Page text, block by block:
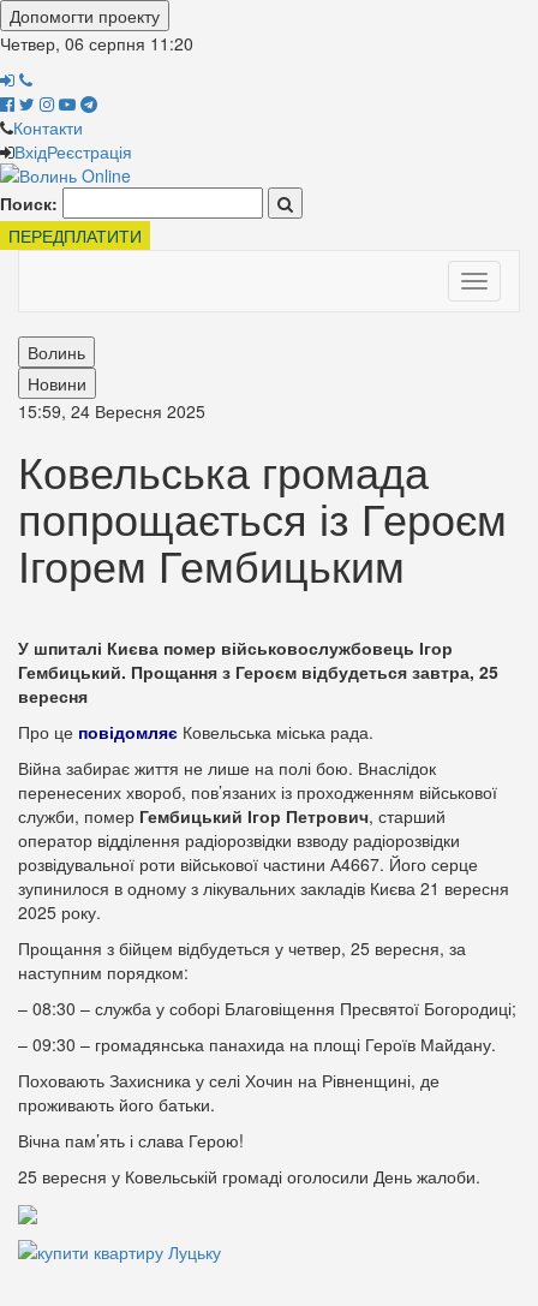
Допомогти проекту
Четвер, 06 серпня 11:20
Контакти
ВхідРеєстрація
Поиск:
ПЕРЕДПЛАТИТИ
Toggle
Волинь
Новини
15:59, 24 Вересня 2025
Ковельська громада
попрощається із Героєм
Ігорем Гембицьким
У шпиталі Києва помер військовослужбовець Ігор
Гембицький. Прощання з Героєм відбудеться завтра, 25
вересня
Про це повідомляє Ковельська міська рада.
Війна забирає життя не лише на полі бою. Внаслідок
перенесених хвороб, пов’язаних із проходженням військової
служби, помер Гембицький Ігор Петрович, старший
оператор відділення радіорозвідки взводу радіорозвідки
розвідувальної роти військової частини А4667. Його серце
зупинилося в одному з лікувальних закладів Києва 21 вересня
2025 року.
Прощання з бійцем відбудеться у четвер, 25 вересня, за
наступним порядком:
– 08:30 – служба у соборі Благовіщення Пресвятої Богородиці;
– 09:30 – громадянська панахида на площі Героїв Майдану.
Поховають Захисника у селі Хочин на Рівненщині, де
проживають його батьки.
Вічна пам’ять і слава Герою!
25 вересня у Ковельській громаді оголосили День жалоби.